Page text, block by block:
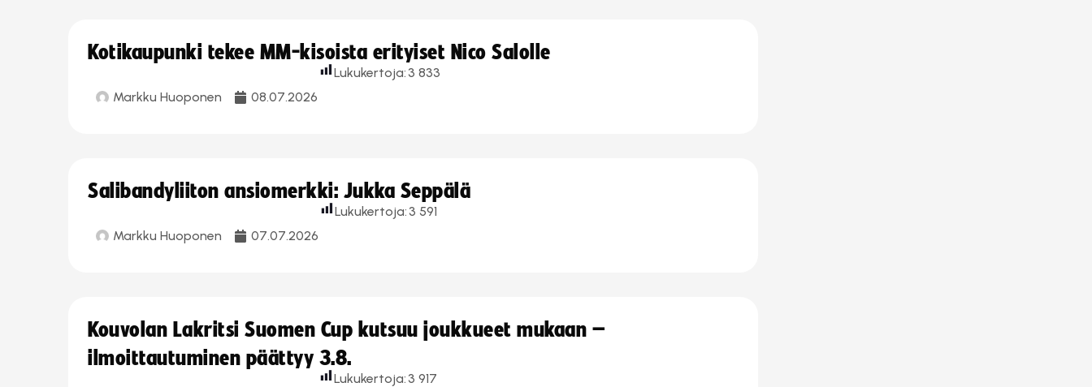
Kotikaupunki tekee MM-kisoista erityiset Nico Salolle
Markku Huoponen 08.07.2026
Lukukertoja: 3 833
Salibandyliiton ansiomerkki: Jukka Seppälä
Markku Huoponen 07.07.2026
Lukukertoja: 3 591
Kouvolan Lakritsi Suomen Cup kutsuu joukkueet mukaan –
ilmoittautuminen päättyy 3.8.
Lukukertoja: 3 917